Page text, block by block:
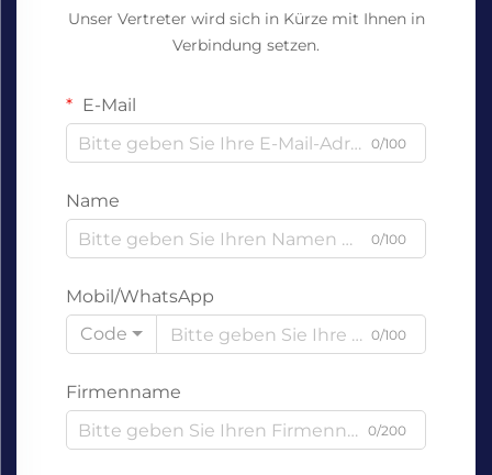
Unser Vertreter wird sich in Kürze mit Ihnen in
Verbindung setzen.
E-Mail
0/100
Name
0/100
Mobil/WhatsApp
Code
0/100
Firmenname
0/200